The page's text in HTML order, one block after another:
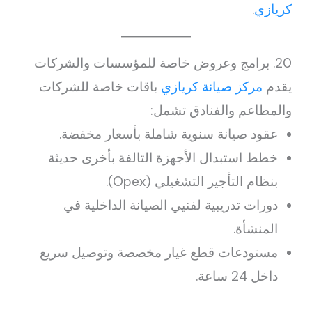
كريازي.
20. برامج وعروض خاصة للمؤسسات والشركات
يقدم مركز صيانة كريازي باقات خاصة للشركات
والمطاعم والفنادق تشمل:
عقود صيانة سنوية شاملة بأسعار مخفضة.
خطط استبدال الأجهزة التالفة بأخرى حديثة
بنظام التأجير التشغيلي (Opex).
دورات تدريبية لفنيي الصيانة الداخلية في
المنشأة.
مستودعات قطع غيار مخصصة وتوصيل سريع
داخل 24 ساعة.